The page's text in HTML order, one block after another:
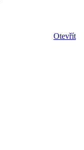
Otevřít